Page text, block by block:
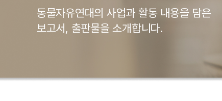
동물자유연대의 사업과 활동 내용을 담은
보고서, 출판물을 소개합니다.